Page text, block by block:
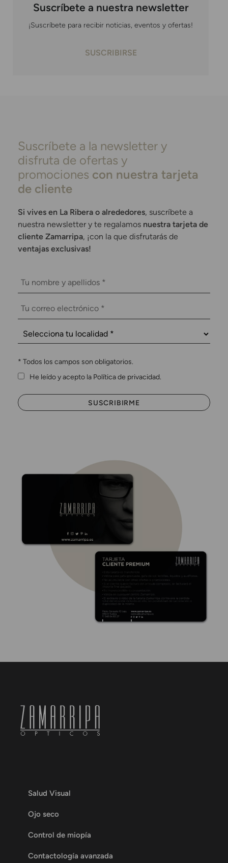
Suscríbete a nuestra newsletter
¡Suscríbete para recibir noticias, eventos y ofertas!
SUSCRIBIRSE
Suscríbete a la newsletter y
disfruta de ofertas y
promociones con nuestra tarjeta
de cliente
Si vives en La Ribera o alrededores, suscríbete a
nuestra newsletter y te regalamos nuestra tarjeta de
cliente Zamarripa, ¡con la que disfrutarás de
ventajas exclusivas!
* Todos los campos son obligatorios.
He leído y acepto la Política de privacidad.
Salud Visual
Ojo seco
Control de miopía
Contactología avanzada